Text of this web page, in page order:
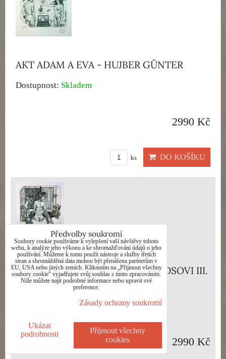
AKT ADAM A EVA - HUJBER GÜNTER
Dostupnost: Skladem
2990 Kč
ks DO KOŠÍKU
AKT - POCTA FRANZI VON BAYROSOVI III.
- HUJBER GÜNTER
Skladem
2990 Kč
Předvolby soukromí
Soubory cookie používáme k vylepšení vaší návštěvy tohoto
webu, k analýze jeho výkonu a ke shromažďování údajů o jeho
používání. Můžeme k tomu použít nástroje a služby třetích
stran a shromážděná data mohou být přenášena partnerům v
EU, USA nebo jiných zemích. Kliknutím na „Přijmout všechny
soubory cookie“ vyjadřujete svůj souhlas s tímto zpracováním.
Níže můžete najít podrobné informace nebo upravit své
preference.
Zásady ochrany soukromí
Ukázat
podrobnosti
Přijmout všechny
cookies